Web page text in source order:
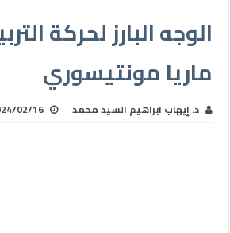
الوجه البارز لحركة
ماريا مونتيسوري
د. إيهاب ابراهيم السيد محمد 02/16